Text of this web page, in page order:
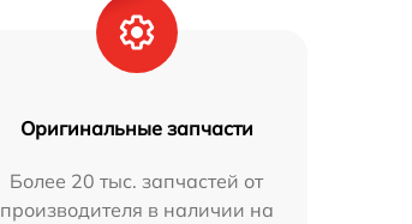
Оригинальные запчасти
Более 20 тыс. запчастей от
производителя в наличии на